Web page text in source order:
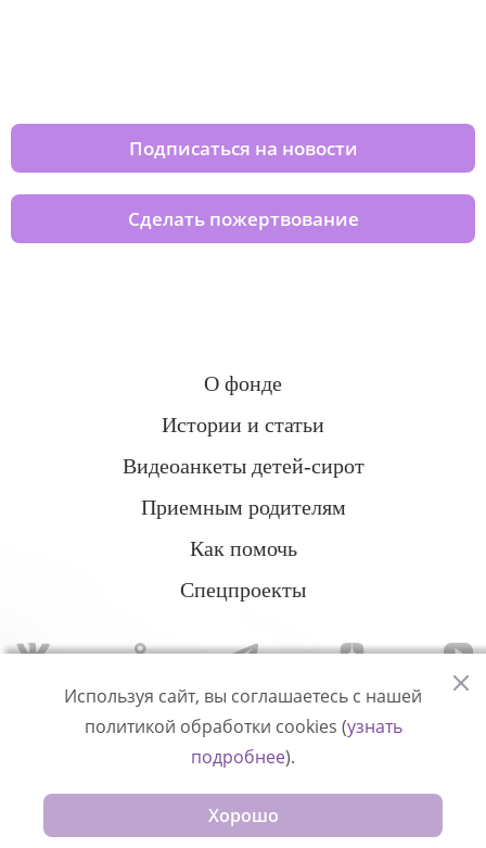
Подписаться на новости
Сделать пожертвование
О фонде
Истории и статьи
Видеоанкеты детей-сирот
Приемным родителям
Как помочь
Спецпроекты
Политика конфиденциальности
© Измени одну жизнь
Используя сайт, вы соглашаетесь с нашей
политикой обработки cookies (узнать
подробнее).
Хорошо